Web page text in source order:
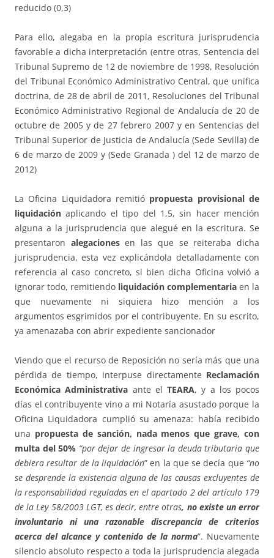
reducido (0,3)
Para ello, alegaba en la propia escritura jurisprudencia
favorable a dicha interpretación (entre otras, Sentencia del
Tribunal Supremo de 12 de noviembre de 1998, Resolución
del Tribunal Económico Administrativo Central, que unifica
doctrina, de 28 de abril de 2011, Resoluciones del Tribunal
Económico Administrativo Regional de Andalucía de 20 de
octubre de 2005 y de 27 febrero 2007 y en Sentencias del
Tribunal Superior de Justicia de Andalucía (Sede Sevilla) de
6 de marzo de 2009 y (Sede Granada ) del 12 de marzo de
2012)
La Oficina Liquidadora remitió propuesta provisional de
liquidación aplicando el tipo del 1,5, sin hacer mención
alguna a la jurisprudencia que alegué en la escritura. Se
presentaron alegacionesen las que se reiteraba dicha
jurisprudencia, esta vez explicándola detalladamente con
referencia al caso concreto, si bien dicha Oficina volvió a
ignorar todo, remitiendo liquidación complementaria en la
que nuevamente ni siquiera hizo mención a los
argumentos esgrimidos por el contribuyente. En su escrito,
ya amenazaba con abrir expediente sancionador
Viendo que el recurso de Reposición no sería más que una
pérdida de tiempo, interpuse directamente Reclamación
Económica Administrativa ante el TEARA, y a los pocos
días el contribuyente vino a mi Notaría asustado porque la
Oficina Liquidadora cumplió su amenaza: había recibido
una propuesta de sanción, nada menos que grave, con
multa del 50% “por dejar de ingresar la deuda tributaria que
debiera resultar de la liquidación” en la que se decía que “no
se desprende la existencia alguna de las causas excluyentes de
la responsabilidad reguladas en el apartado 2 del artículo 179
de la Ley 58/2003 LGT, es decir, entre otras, no existe un error
involuntario ni una razonable discrepancia de criterios
acerca del alcance y contenido de la norma”. Nuevamente
silencio absoluto respecto a toda la jurisprudencia alegada